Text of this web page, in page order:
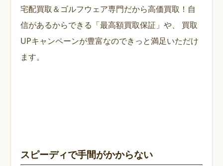
宅配買取＆ゴルフウェア専門だから高価買取！自
信があるからできる「最高額買取保証」や、
買取
UPキャンペーンが豊富なのできっと満足いただけ
ます。
スピーディで手間がかからない